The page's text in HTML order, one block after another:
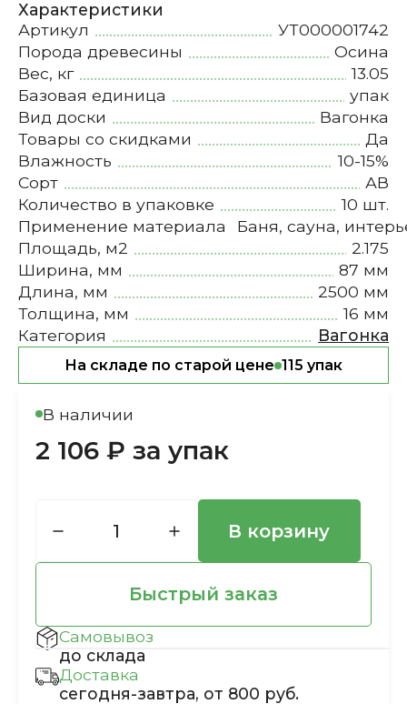
Характеристики
Артикул
УТ000001742
Порода древесины
Осина
Вес, кг
13.05
Базовая единица
упак
Вид доски
Вагонка
Товары со скидками
Да
Влажность
10-15%
Сорт
АВ
Количество в упаковке
10 шт.
Применение материала
Баня, сауна,
Площадь, м2
2.175
Ширина, мм
87 мм
Длина, мм
2500 мм
Толщина, мм
16 мм
Категория
Вагонка
На складе по старой цене 115 упак
В наличии
2 106 ₽ за упак
В корзину
Быстрый заказ
Самовывоз
до склада
Доставка
сегодня-завтра, от 800 руб.